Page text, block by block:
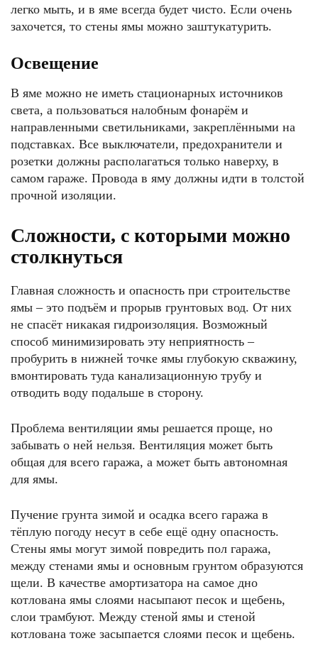
легко мыть, и в яме всегда будет чисто. Если очень
захочется, то стены ямы можно заштукатурить.
Освещение
В яме можно не иметь стационарных источников
света, а пользоваться налобным фонарём и
направленными светильниками, закреплёнными на
подставках. Все выключатели, предохранители и
розетки должны располагаться только наверху, в
самом гараже. Провода в яму должны идти в толстой
прочной изоляции.
Сложности, с которыми можно
столкнуться
Главная сложность и опасность при строительстве
ямы – это подъём и прорыв грунтовых вод. От них
не спасёт никакая гидроизоляция. Возможный
способ минимизировать эту неприятность –
пробурить в нижней точке ямы глубокую скважину,
вмонтировать туда канализационную трубу и
отводить воду подальше в сторону.
Проблема вентиляции ямы решается проще, но
забывать о ней нельзя. Вентиляция может быть
общая для всего гаража, а может быть автономная
для ямы.
Пучение грунта зимой и осадка всего гаража в
тёплую погоду несут в себе ещё одну опасность.
Стены ямы могут зимой повредить пол гаража,
между стенами ямы и основным грунтом образуются
щели. В качестве амортизатора на самое дно
котлована ямы слоями насыпают песок и щебень,
слои трамбуют. Между стеной ямы и стеной
котлована тоже засыпается слоями песок и щебень.